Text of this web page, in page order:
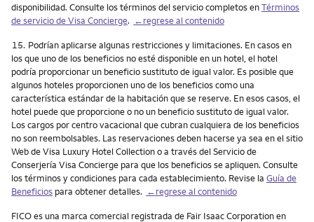
disponibilidad. Consulte los términos del servicio completos enTérminos
de servicio de Visa Concierge. ←regrese al contenido
Nota
15. Podrían aplicarse algunas restricciones y limitaciones. En casos en
los que uno de los beneficios no esté disponible en un hotel, el hotel
podría proporcionar un beneficio sustituto de igual valor. Es posible que
algunos hoteles proporcionen uno de los beneficios como una
característica estándar de la habitación que se reserve. En esos casos, el
hotel puede que proporcione o no un beneficio sustituto de igual valor.
Los cargos por centro vacacional que cubran cualquiera de los beneficios
no son reembolsables. Las reservaciones deben hacerse ya sea en el sitio
Web de Visa Luxury Hotel Collection o a través del Servicio de
Conserjería Visa Concierge para que los beneficios se apliquen. Consulte
los términos y condiciones para cada establecimiento. Revise la Guía de
Beneficios para obtener detalles. ←regrese al contenido
FICO es una marca comercial registrada de Fair Isaac Corporation en